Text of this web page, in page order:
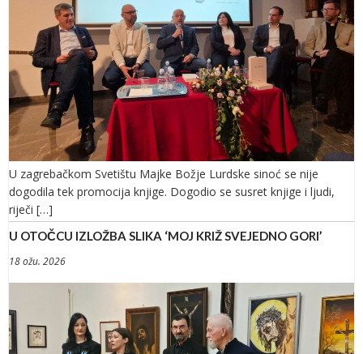
U zagrebačkom Svetištu Majke Božje Lurdske sinoć se nije
dogodila tek promocija knjige. Dogodio se susret knjige i ljudi,
riječi […]
U OTOČCU IZLOŽBA SLIKA ‘MOJ KRIŽ SVEJEDNO GORI’
18 ožu. 2026